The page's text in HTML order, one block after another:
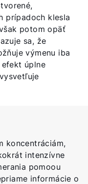
prípadoch klesla
potom opäť
sa, že
výmenu iba
úplne
koncentráciám,
intenzívne
pomoou
informácie o